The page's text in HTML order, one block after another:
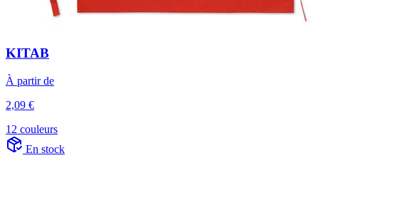
KITAB
À partir de
2,09 €
12 couleurs
En stock